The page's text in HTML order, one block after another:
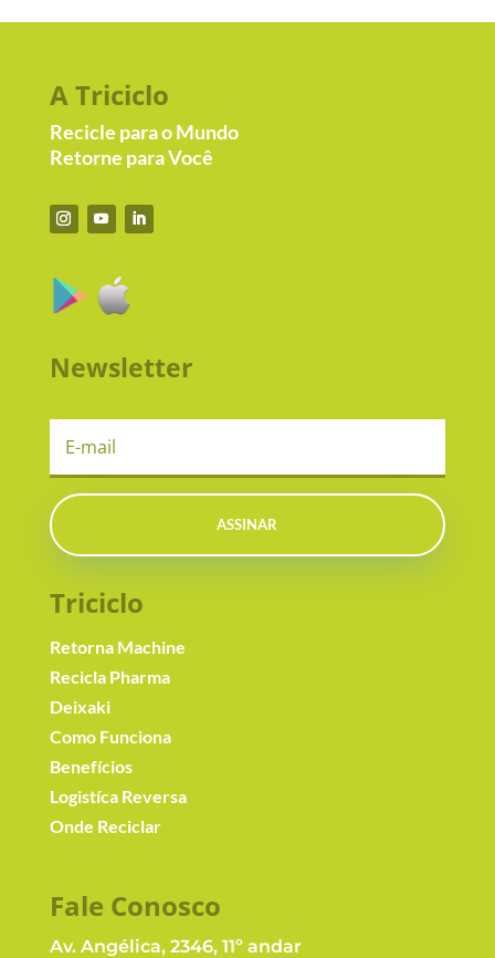
A Triciclo
Recicle para o Mundo
Retorne para Você
Newsletter
ASSINAR
Triciclo
Retorna Machine
Recicla Pharma
Deixaki
Como Funciona
Benefícios
Logistíca Reversa
Onde Reciclar
Fale Conosco
Av. Angélica, 2346, 11º andar